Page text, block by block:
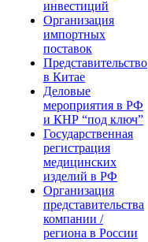
инвестиций
Организация
импортных
поставок
Представительство
в Китае
Деловые
мероприятия в РФ
и КНР “под ключ”
Государственная
регистрация
медицинских
изделий в РФ
Организация
представительства
компании /
региона в России